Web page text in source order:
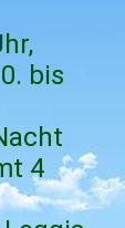
bis
4